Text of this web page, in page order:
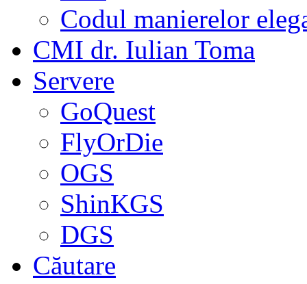
Codul manierelor
CMI dr. Iulian Toma
Servere
GoQuest
FlyOrDie
OGS
ShinKGS
DGS
Căutare